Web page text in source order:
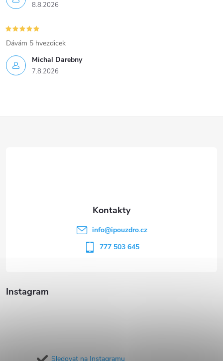
8.8.2026
Michal Darebny
7.8.2026
Dávám 5 hvezdicek
Instagram
Sledovat na Instagramu
info@ipouzdro.cz
777 503 645